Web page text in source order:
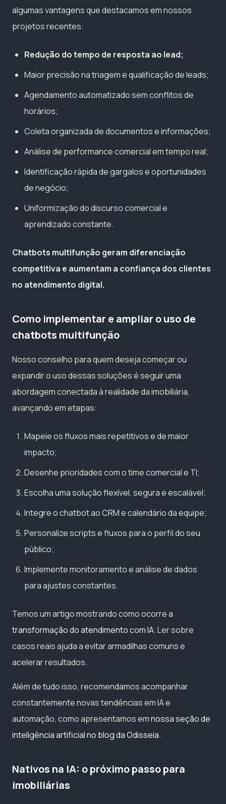
algumas vantagens que destacamos em nossos
projetos recentes:
Redução do tempo de resposta ao lead;
Maior precisão na triagem e qualificação de leads;
Agendamento automatizado sem conflitos de
horários;
Coleta organizada de documentos e informações;
Análise de performance comercial em tempo real;
Identificação rápida de gargalos e oportunidades
de negócio;
Uniformização do discurso comercial e
aprendizado constante.
Chatbots multifunção geram diferenciação
competitiva e aumentam a confiança dos clientes
no atendimento digital.
Como implementar e ampliar o uso de
chatbots multifunção
Nosso conselho para quem deseja começar ou
expandir o uso dessas soluções é seguir uma
abordagem conectada à realidade da imobiliária,
avançando em etapas:
Mapeie os fluxos mais repetitivos e de maior
impacto;
Desenhe prioridades com o time comercial e TI;
Escolha uma solução flexível, segura e escalável;
Integre o chatbot ao CRM e calendário da equipe;
Personalize scripts e fluxos para o perfil do seu
público;
Implemente monitoramento e análise de dados
para ajustes constantes.
Temos um artigo mostrando como ocorrea
transformação do atendimento com IA. Ler sobre
casos reais ajuda a evitar armadilhas comuns e
acelerar resultados.
Além de tudo isso, recomendamos acompanhar
constantemente novas tendências em IA e
automação, como apresentamos emnossa seção de
inteligência artificial no blog da Odisseia.
Nativos na IA: o próximo passo para
imobiliárias